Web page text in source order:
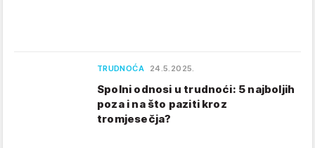
TRUDNOĆA 24.5.2025.
Spolni odnosi u trudnoći: 5 najboljih
poza i na što paziti kroz
tromjesečja?